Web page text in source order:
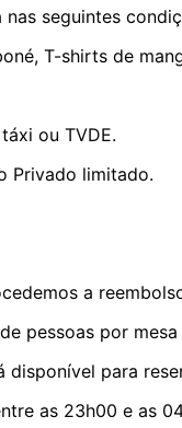
seguintes
T-shirts de
ou TVDE.
Privado limitado.
a
pessoas por
disponível para
as 23h00 e as